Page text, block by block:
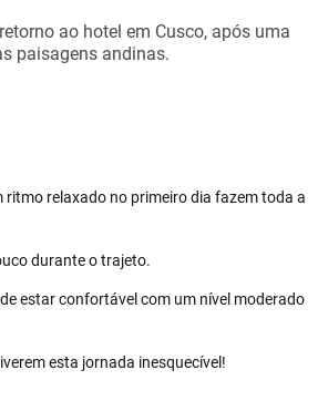
ao hotel em Cusco, após uma
paisagens andinas.
relaxado no primeiro dia fazem toda a
durante o trajeto.
estar confortável com um nível moderado
esta jornada inesquecível!